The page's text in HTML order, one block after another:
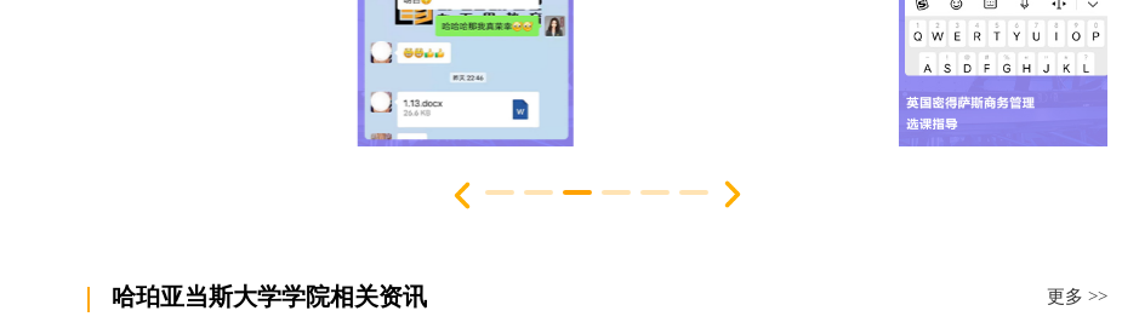
哈珀亚当斯大学学院相关资讯 更多 >>